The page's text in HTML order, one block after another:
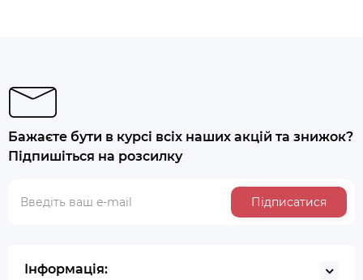
Бажаєте бути в курсі всіх наших акцій та знижок?
Підпишіться на розсилку
Підписатися
Інформація: